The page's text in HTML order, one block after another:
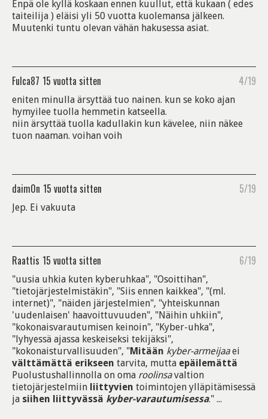
Enpä ole kyllä koskaan ennen kuullut, että kukaan ( edes
taiteilija ) eläisi yli 50 vuotta kuolemansa jälkeen.
Muutenki tuntu olevan vähän hakusessa asiat.
Fulca87 15 vuotta sitten 4/19
eniten minulla ärsyttää tuo nainen. kun se koko ajan
hymyilee tuolla hemmetin katseella.
niin ärsyttää tuolla kadullakin kun kävelee, niin näkee
tuon naaman. voihan voih
daim0n 15 vuotta sitten 5/19
Jep. Ei vakuuta
Raattis 15 vuotta sitten 6/19
"uusia uhkia kuten kyberuhkaa", "Osoittihan",
"tietojärjestelmistäkin", "Siis ennen kaikkea", "(ml.
internet)", "näiden järjestelmien", "yhteiskunnan
'uudenlaisen' haavoittuvuuden", "Näihin uhkiin",
"kokonaisvarautumisen keinoin", "Kyber-uhka",
"lyhyessä ajassa keskeiseksi tekijäksi",
"kokonaisturvallisuuden", "Mitään kyber-armeijaaei
välttämättä erikseen tarvita, mutta epäilemättä
Puolustushallinnolla on oma roolinsavaltion
tietojärjestelmiin liittyvien toimintojen ylläpitämisessä
ja siihen liittyvässä kyber-varautumisessa." ...